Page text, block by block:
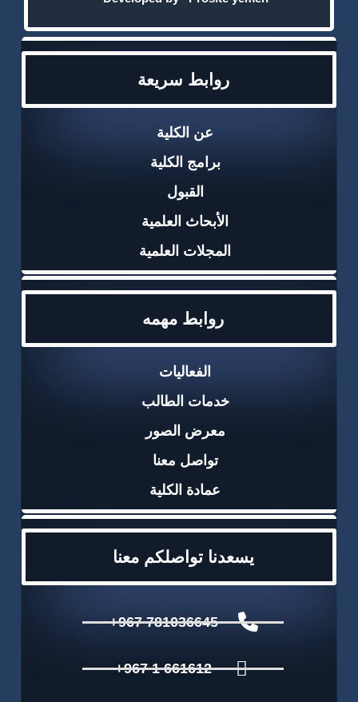
يسعدنا تواصلكم معنا
781036645 967+
661612 1 967+
روابط مهمه
الفعاليات
خدمات الطالب
معرض الصور
تواصل معنا
عمادة الكلية
روابط سريعة
عن الكلية
برامج الكلية
القبول
الأبحاث العلمية
المجلات العلمية